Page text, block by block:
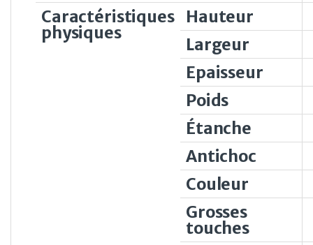
Caractéristiques
physiques
Hauteur
Largeur
Epaisseur
Poids
Étanche
Antichoc
Couleur
Grosses
touches